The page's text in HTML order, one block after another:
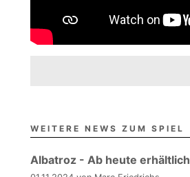
WEITERE NEWS ZUM SPIEL
Albatroz - Ab heute erhältlich